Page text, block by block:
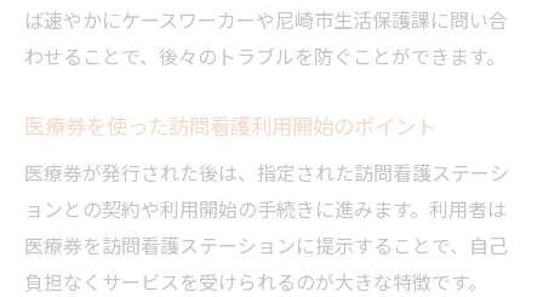
ば速やかにケースワーカーや尼崎市生活保護課に問い合
わせることで、後々のトラブルを防ぐことができます。
医療券を使った訪問看護利用開始のポイント
医療券が発行された後は、指定された訪問看護ステーシ
ョンとの契約や利用開始の手続きに進みます。利用者は
医療券を訪問看護ステーションに提示することで、自己
負担なくサービスを受けられるのが大きな特徴です。